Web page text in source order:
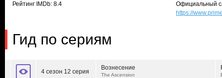
Рейтинг IMDb: 8.4
Официальный
https://
Гид по сериям
4 сезон 12 серия
Вознесение
The Ascension